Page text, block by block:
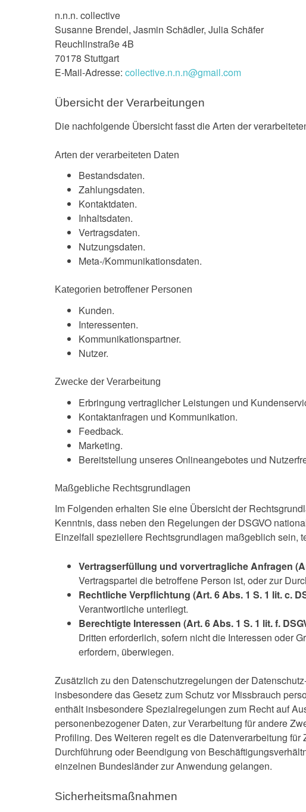
n.n.n. collective
Susanne Brendel, Jasmin Schädler, Julia Schäfer
Reuchlinstraße 4B
70178 Stuttgart
E-Mail-Adresse: collective.n.n.n@gmail.com
Übersicht der Verarbeitungen
Die nachfolgende Übersicht fasst die Arten der
Arten der verarbeiteten Daten
Bestandsdaten.
Zahlungsdaten.
Kontaktdaten.
Inhaltsdaten.
Vertragsdaten.
Nutzungsdaten.
Meta-/Kommunikationsdaten.
Kategorien betroffener Personen
Kunden.
Interessenten.
Kommunikationspartner.
Nutzer.
Zwecke der Verarbeitung
Erbringung vertraglicher Leistungen und
Kontaktanfragen und Kommunikation.
Feedback.
Marketing.
Bereitstellung unseres Onlineangebotes und
Maßgebliche Rechtsgrundlagen
Im Folgenden erhalten Sie eine Übersicht der
Kenntnis, dass neben den Regelungen der DSGVO
Einzelfall speziellere Rechtsgrundlagen maßgeblich sein,
Vertragserfüllung und vorvertragliche Anfragen
Vertragspartei die betroffene Person ist, oder zur
Rechtliche Verpflichtung (Art. 6 Abs. 1 S. 1 lit. c.
Verantwortliche unterliegt.
Berechtigte Interessen (Art. 6 Abs. 1 S. 1 lit. f.
Dritten erforderlich, sofern nicht die Interessen oder
erfordern, überwiegen.
Zusätzlich zu den Datenschutzregelungen der
insbesondere das Gesetz zum Schutz vor Missbrauch
enthält insbesondere Spezialregelungen zum Recht auf
personenbezogener Daten, zur Verarbeitung für andere
Profiling. Des Weiteren regelt es die Datenverarbeitung
Durchführung oder Beendigung von
einzelnen Bundesländer zur Anwendung gelangen.
Sicherheitsmaßnahmen